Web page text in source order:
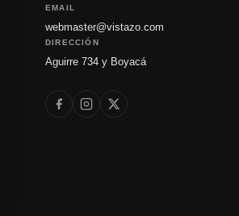
EMAIL
webmaster@vistazo.com
DIRECCIÓN
Aguirre 734 y Boyacá